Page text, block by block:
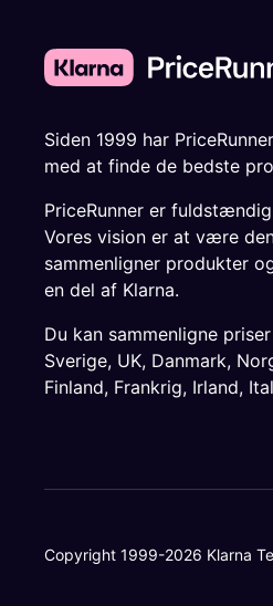
Siden 1999 har
med at finde de bedste
PriceRunner er
Vores vision er at være
sammenligner produkter
en del af Klarna.
Du kan sammenligne
Sverige, UK, Danmark,
Finland, Frankrig, Irland,
Copyright 1999-2026 Klarna